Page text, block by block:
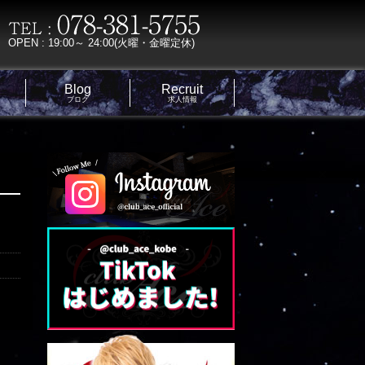
OPEN : 19:00～ 24:00(火曜・金曜定休)
Blog
ブログ
Recruit
求人情報